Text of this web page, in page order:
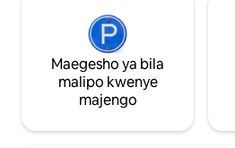
Maegesho ya bila
malipo kwenye
majengo